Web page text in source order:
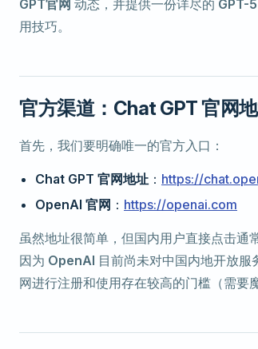
GPT官网 动态，并提供一份详尽的 GPT-
用技巧。
官方渠道：Chat GPT 官网
首先，我们要明确唯一的官方入口：
Chat GPT 官网地址 ： https://
OpenAI 官网 ： https://openai.com
虽然地址很简单，但国内用户直接点击通
因为 OpenAI 目前尚未对中国内地开放
网进行注册和使用存在较高的门槛（需要